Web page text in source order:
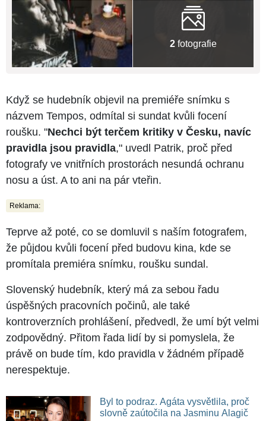
2 fotografie
Když se hudebník objevil na premiéře snímku s
názvem Tempos, odmítal si sundat kvůli focení
roušku. "Nechci být terčem kritiky v Česku, navíc
pravidla jsou pravidla," uvedl Patrik, proč před
fotografy ve vnitřních prostorách nesundá ochranu
nosu a úst. A to ani na pár vteřin.
Reklama:
Teprve až poté, co se domluvil s naším fotografem,
že půjdou kvůli focení před budovu kina, kde se
promítala premiéra snímku, roušku sundal.
Slovenský hudebník, který má za sebou řadu
úspěšných pracovních počinů, ale také
kontroverzních prohlášení, předvedl, že umí být velmi
zodpovědný. Přitom řada lidí by si pomyslela, že
právě on bude tím, kdo pravidla v žádném případě
nerespektuje.
Byl to podraz. Agáta vysvětlila, proč
slovně zaútočila na Jasminu Alagič